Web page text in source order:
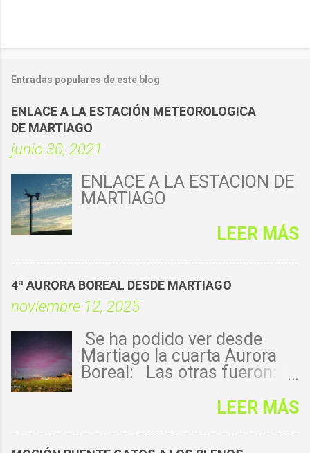
Entradas populares de este blog
ENLACE A LA ESTACIÓN METEOROLOGICA
DE MARTIAGO
junio 30, 2021
ENLACE A LA ESTACIÓN DE
MARTIAGO
LEER MÁS
4ª AURORA BOREAL DESDE MARTIAGO
noviembre 12, 2025
Se ha podido ver desde
Martiago la cuarta Aurora
Boreal: Las otras fueron:
2024: https://florenmartiago
ora-boreal-desde-
LEER MÁS